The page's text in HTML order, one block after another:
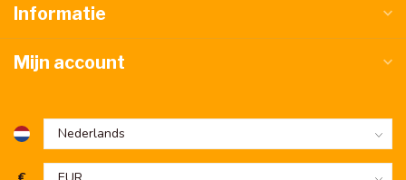
Informatie
Mijn account